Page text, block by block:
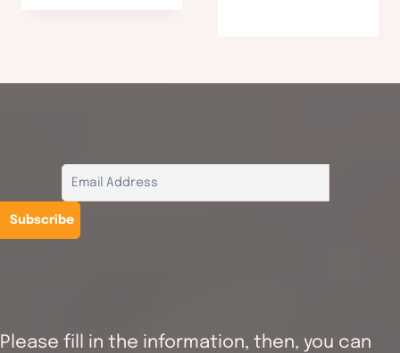
Please fill in the information, then, you can